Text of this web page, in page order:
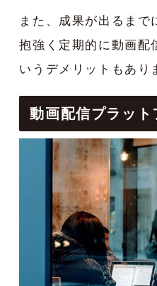
また、成果が出るまで
抱強く定期的に動画配
いうデメリットもあり
動画配信プラット